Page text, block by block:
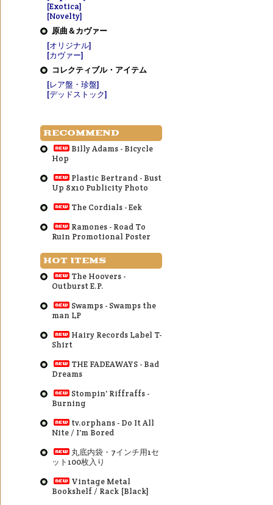
[Exotica]
[Novelty]
原曲＆カヴァー
[オリジナル]
[カヴァー]
コレクティブル・アイテム
[レア盤・珍盤]
[デッドストック]
RECOMMEND
Billy Adams - Bicycle
Hop
Plastic Bertrand - Bust
Up 8x10 Publicity Photo
The Cordials - Eek
Ramones - Road To
Ruin Promotional Poster
HOT ITEMS
The Hoovers -
Outburst E.P.
Swamps - Swamps the
man LP
Hairy Records Label T-
Shirt
THE FADEAWAYS - Bad
Dreams
Stompin' Riffraffs -
Burning
tv.orphans - Do It All
Nite / I'm Bored
丸底内袋・7インチ用1セ
ット100枚入り
Vintage Metal
Bookshelf / Rack [Black]